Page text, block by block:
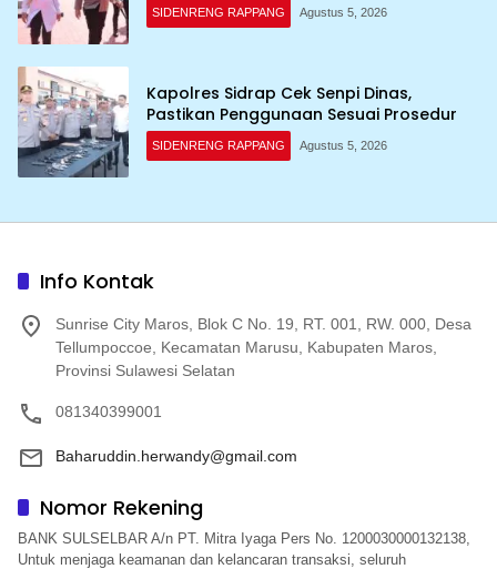
SIDENRENG RAPPANG Agustus 5, 2026
Kapolres Sidrap Cek Senpi Dinas,
Pastikan Penggunaan Sesuai Prosedur
SIDENRENG RAPPANG Agustus 5, 2026
Info Kontak
Sunrise City Maros, Blok C No. 19, RT. 001, RW. 000, Desa
Tellumpoccoe, Kecamatan Marusu, Kabupaten Maros,
Provinsi Sulawesi Selatan
081340399001
Baharuddin.herwandy@gmail.com
Nomor Rekening
BANK SULSELBAR A/n PT. Mitra Iyaga Pers No. 1200030000132138,
Untuk menjaga keamanan dan kelancaran transaksi, seluruh